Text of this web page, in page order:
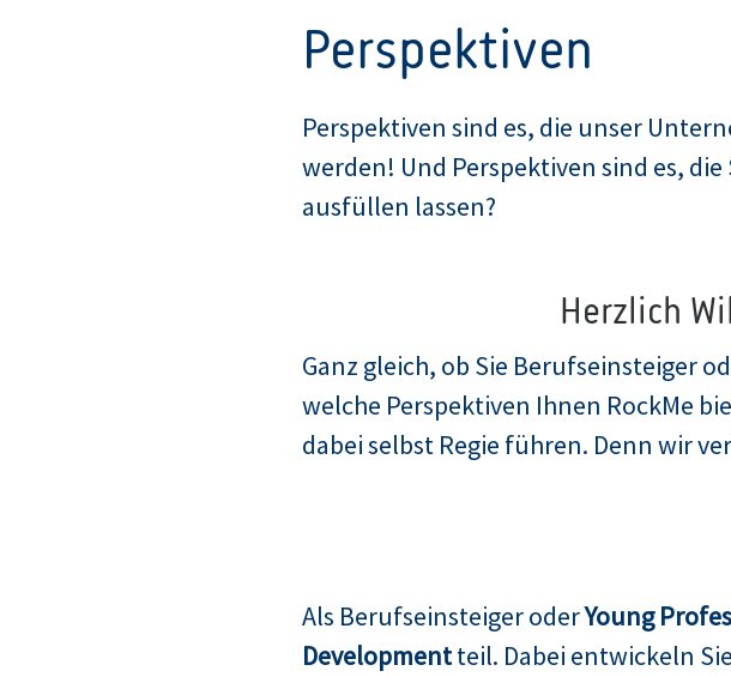
Perspektiven
Perspektiven sind es, die unser
werden! Und Perspektiven sind es,
ausfüllen lassen?
Herzlich
Ganz gleich, ob Sie Berufseinsteiger
welche Perspektiven Ihnen RockMe
dabei selbst Regie führen. Denn wir
Als Berufseinsteiger oderYoung
Developmentteil. Dabei entwickeln